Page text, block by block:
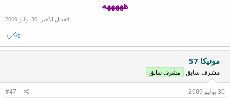
هههههه
التعديل الأخير: 30 يوليو 2009
رد
مونيكا 57
مشرف سابق مشرف سابق
30 يوليو 2009 #47